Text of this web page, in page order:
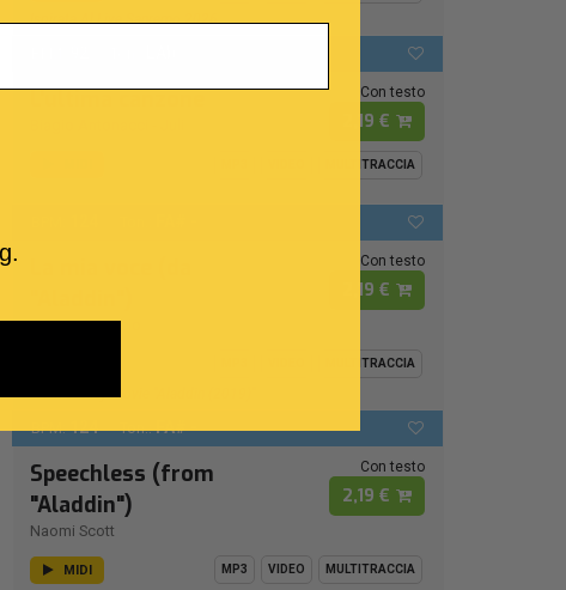
L'ultima canzone Con testo
2,19 €
MULTITRACCIA
Naomi Rivieccio
Con testo
2,19 €
MULTITRACCIA
From Disney Movie "Aladdin (2019)"
BPM:124 Ton.:FA# -
Speechless (from
"Aladdin")
Naomi Scott
Con testo
2,19 €
MIDI MP3 VIDEO MULTITRACCIA